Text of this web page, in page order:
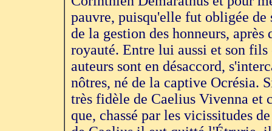
pauvre, puisqu'elle fut obligée
de la gestion des honneurs,
royauté. Entre lui aussi et son
auteurs sont en désaccord,
nôtres, né de la captive Ocrésia.
très fidèle de Caelius Vivenna et
que, chassé par les vicissitudes